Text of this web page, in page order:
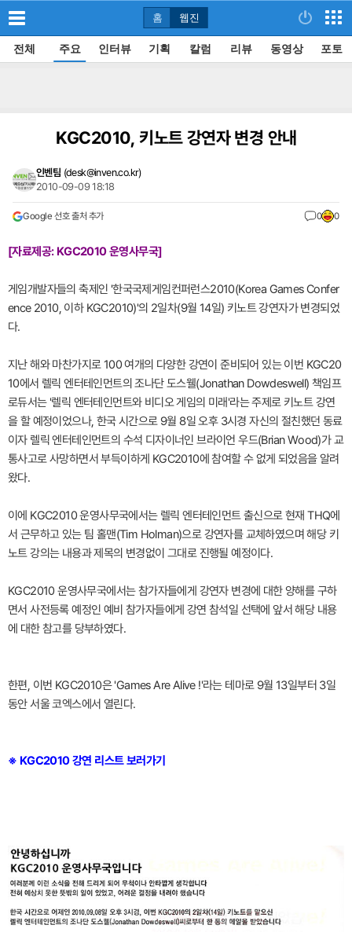
홈 웹진
전체 주요 인터뷰 기획 칼럼 리뷰 동영상 포토
KGC2010, 키노트 강연자 변경 안내
인벤팀 (desk@inven.co.kr)
2010-09-09 18:18
Google 선호 출처 추가 0 0
[자료제공: KGC2010 운영사무국]
게임개발자들의 축제인 '한국국제게임컨퍼런스2010(Korea Games Confer
ence 2010, 이하 KGC2010)'의 2일차(9월 14일) 키노트 강연자가 변경되었
다.
지난 해와 마찬가지로 100 여개의 다양한 강연이 준비되어 있는 이번 KGC20
10에서 렐릭 엔터테인먼트의 조나단 도스웰(Jonathan Dowdeswell) 책임프
로듀서는 '렐릭 엔터테인먼트와 비디오 게임의 미래'라는 주제로 키노트 강연
을 할 예정이었으나, 한국 시간으로 9월 8일 오후 3시경 자신의 절친했던 동료
이자 렐릭 엔터테인먼트의 수석 디자이너인 브라이언 우드(Brian Wood)가 교
통사고로 사망하면서 부득이하게 KGC2010에 참여할 수 없게 되었음을 알려
왔다.
이에 KGC2010 운영사무국에서는 렐릭 엔터테인먼트 출신으로 현재 THQ에
서 근무하고 있는 팀 홀맨(Tim Holman)으로 강연자를 교체하였으며 해당 키
노트 강의는 내용과 제목의 변경없이 그대로 진행될 예정이다.
KGC2010 운영사무국에서는 참가자들에게 강연자 변경에 대한 양해를 구하
면서 사전등록 예정인 예비 참가자들에게 강연 참석일 선택에 앞서 해당 내용
에 대한 참고를 당부하였다.
한편, 이번 KGC2010은 'Games Are Alive !'라는 테마로 9월 13일부터 3일
동안 서울 코엑스에서 열린다.
※ KGC2010 강연 리스트 보러가기